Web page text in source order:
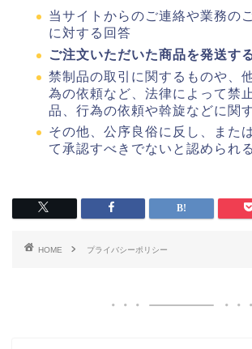
当サイトからのご連絡や業務の
に対する回答
ご注文いただいた商品を発送す
禁制品の取引に関するものや、
為の依頼など、法律によって禁
品、行為の依頼や斡旋などに関
その他、公序良俗に反し、また
て承認すべきでないと認められ
HOME プライバシーポリシー